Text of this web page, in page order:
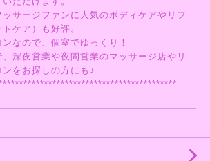
サージファンに人気のボディケアやリフ
ケア）も好評。
なので、個室でゆっくり！
深夜営業や夜間営業のマッサージ店やリ
をお探しの方にも♪